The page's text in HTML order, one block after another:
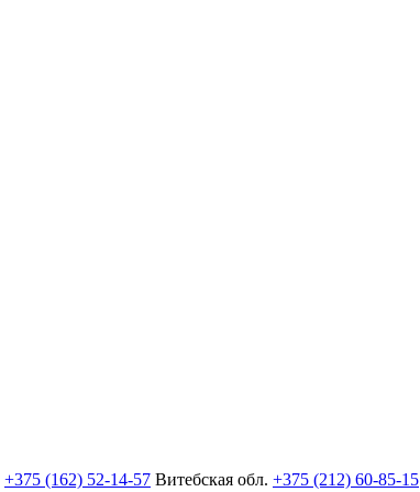
+375 (162) 52-14-57 Витебская обл. +375 (212) 60-85-15